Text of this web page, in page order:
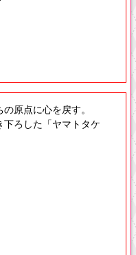
原点に心を戻す。
下ろした「ヤマトタケ